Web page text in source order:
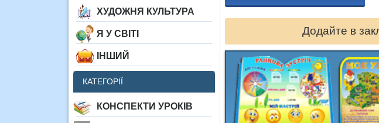
ХУДОЖНЯ КУЛЬТУРА
Я У СВІТІ
ІНШИЙ
КАТЕГОРІЇ
КОНСПЕКТИ УРОКІВ
Додайте в